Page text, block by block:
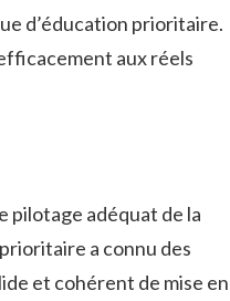
d’éducation prioritaire.
aux réels
pilotage adéquat de la
a connu des
et cohérent de mise en